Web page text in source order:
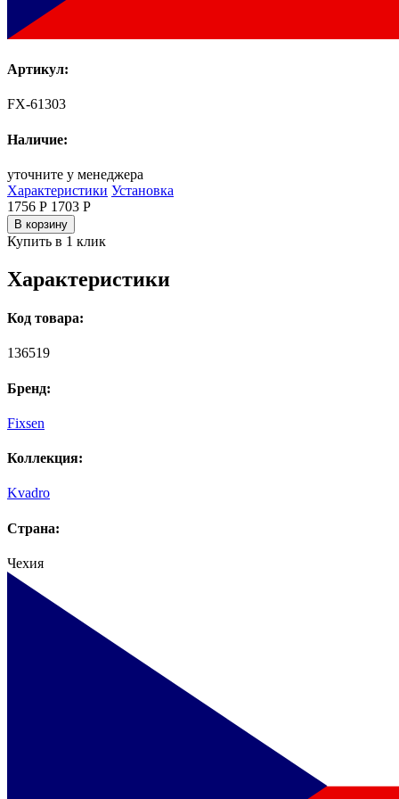
Артикул:
FX-61303
Наличие:
уточните у менеджера
Характеристики Установка
1756 Р 1703 Р
В корзину
Купить в 1 клик
Характеристики
Код товара:
136519
Бренд:
Fixsen
Коллекция:
Kvadro
Страна:
Чехия